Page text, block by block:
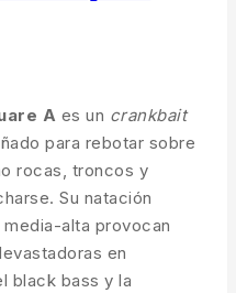
A es un crankbait
para rebotar sobre
rocas, troncos y
Su natación
alta provocan
en
black bass y la